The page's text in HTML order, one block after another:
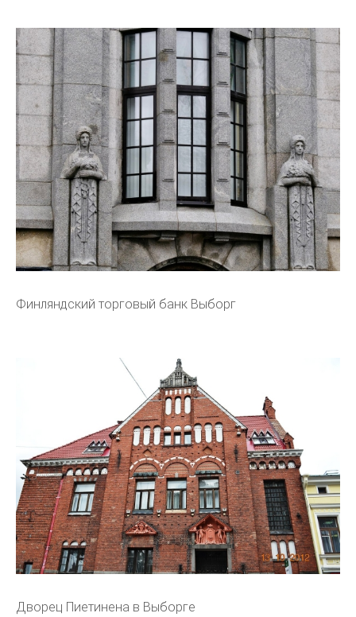
Финляндский торговый банк Выборг
Дворец Пиетинена в Выборге